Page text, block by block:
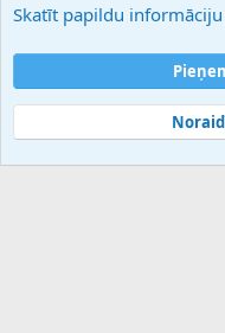
Palīdzība
Noteikumi un nosacījumi
Privātuma politika
Community platform by XenForo
Skatīt papildu